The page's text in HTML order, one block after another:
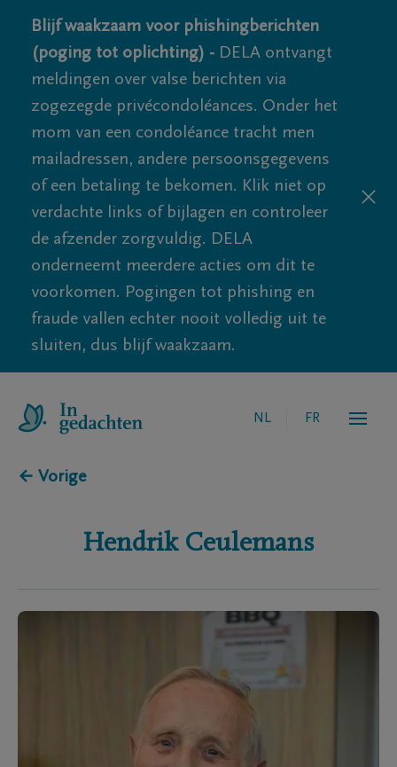
Blijf waakzaam voor phishingberichten
(poging tot oplichting) - DELA ontvangt
meldingen over valse berichten via
zogezegde privécondoléances. Onder het
mom van een condoléance tracht men
mailadressen, andere persoonsgegevens
of een betaling te bekomen. Klik niet op
verdachte links of bijlagen en controleer
de afzender zorgvuldig. DELA
onderneemt meerdere acties om dit te
voorkomen. Pogingen tot phishing en
fraude vallen echter nooit volledig uit te
sluiten, dus blijf waakzaam.
NL FR
← Vorige
Hendrik Ceulemans